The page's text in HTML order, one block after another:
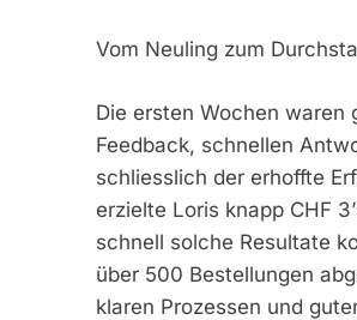
Vom Neuling zum
Die ersten Wochen waren
Feedback, schnellen
schliesslich der erhoffte
erzielte Loris knapp CHF
schnell solche Resultate
über 500 Bestellungen
klaren Prozessen und